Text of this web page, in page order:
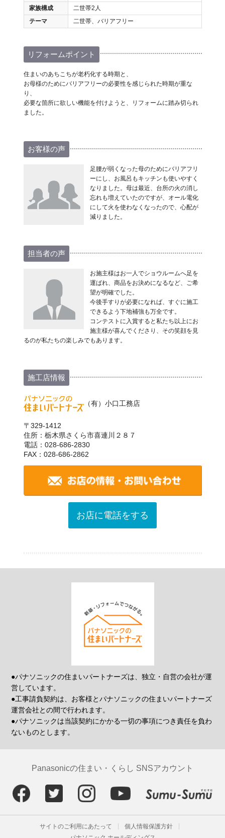
家族構成
二世帯2人
テーマ
二世帯、バリアフリー
リフォームポイント
住まいのあちこちが老朽化する時期と、
お母様のためにバリアフリーの必要性を感じられた時期が重な
り、
必要な箇所に欲しい機能を付けようと、リフォームに踏み切られ
ました。
お客様の声
足腰が弱くなった母のためにバリアフリ
ーにし、お風呂もキッチンも使いやすく
なりました。母は最近、台所の火の消し
忘れも増えていたのですが、オール電化
にして火を使わなくなったので、心配が
減りました。
担当者の声
お施主様はお一人でショウルームへ足を
運ばれ、商品をお決めになるなど、ご希
望が明確でした。
今後手すりが必要になれば、すぐに施工
できるよう下地補強も万全です。
コンテストに入賞すると私たち以上にお
施主様が喜んでくださり、その笑顔を見
るのが私たちの楽しみでもあります。
施工店情報
（有）小口工務店
〒329-1412
住所：栃木県さくら市喜連川２８７
電話：028-686-2830
FAX：028-686-2862
お店に電話をする
●パナソニックの住まいパートナーズは、独立・自営の会社が運
営しています。
●工事請負契約は、お客様とパナソニックの住まいパートナーズ
運営会社との間で行われます。
●パナソニックは当該契約にかかる一切の事項につき責任を負わ
ないものとします。
Panasonicの住まい・くらし SNSアカウント
サイトのご利用にあたって
個人情報保護方針